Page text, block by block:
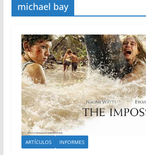
michael bay
ARTÍCULOS INFORMES